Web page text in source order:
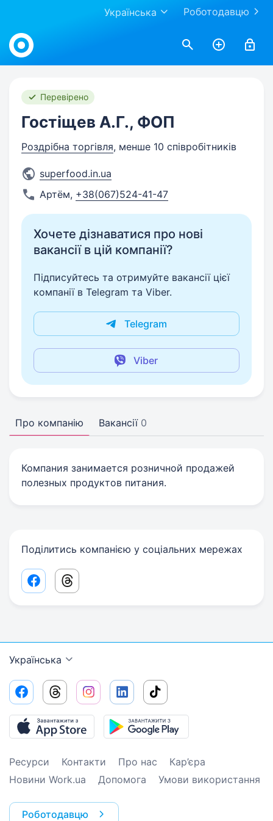
Роботодавцю
Українська
Work.ua
Перевірено
Гостіщев А.Г., ФОП
Роздрібна торгівля, менше 10 співробітників
superfood.in.ua
Артём, +38(067)524-41-47
Хочете дізнаватися про нові
вакансії в цій компанії?
Підписуйтесь та отримуйте вакансії цієї
компанії в Telegram та Viber.
Telegram
Viber
Про компанію Вакансії 0
Компания занимается розничной продажей
полезных продуктов питания.
Поділитись компанією у соціальних мережах
Facebook share link
Threads share link
Українська
Ресурси Контакти Про нас
Кар’єра
Новини Work.ua
Допомога Умови використання
Роботодавцю